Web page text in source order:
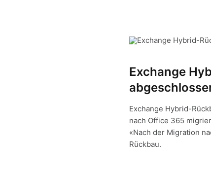
Exchange
Exchange Hybrid-
nach Office 365
«Nach der Migration
Rückbau.